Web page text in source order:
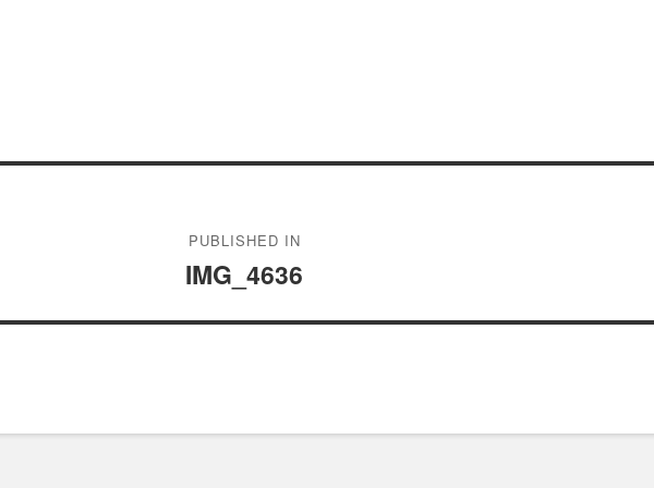
PUBLISHED IN
IMG_4636